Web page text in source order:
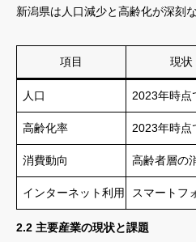
新潟県は人口減少と高齢化が深刻
項目 現状
人口 2023年時点
高齢化率 2023年時点
消費動向 高齢者層の
インターネット利用 スマートフ
2.2 主要産業の現状と課題